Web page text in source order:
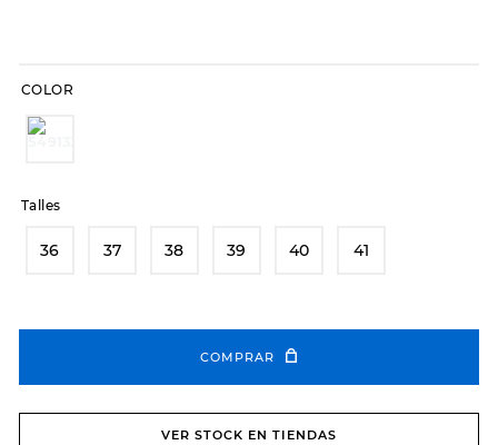
COLOR
Talles
36 37 38 39 40 41
COMPRAR
VER STOCK EN TIENDAS